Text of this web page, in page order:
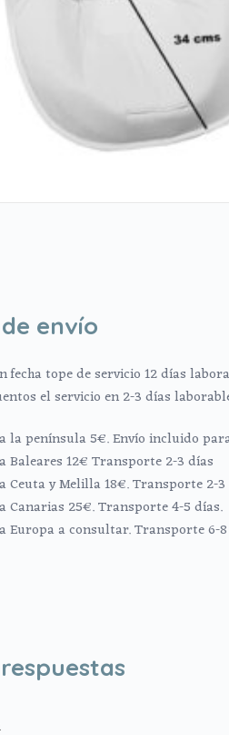
envío
fecha tope de servicio 12 días
el servicio en 2-3 días
la península 5€. Envío incluido
Baleares 12€ Transporte 2-3 días
Ceuta y Melilla 18€. Transporte 2-
Canarias 25€. Transporte 4-5 días.
Europa a consultar. Transporte 6-